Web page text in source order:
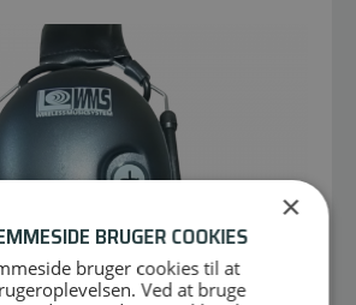
×
BRUGER COOKIES
bruger cookies til at
Ved at bruge